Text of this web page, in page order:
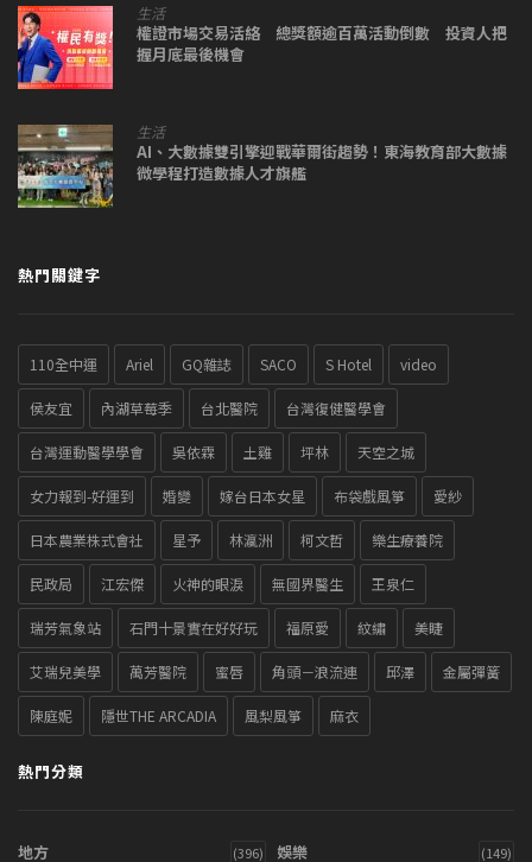
生活
權證市場交易活絡 總獎額逾百萬活動倒數 投資人把
握月底最後機會
生活
AI、大數據雙引擎迎戰華爾街趨勢！東海教育部大數據
微學程打造數據人才旗艦
熱門關鍵字
110全中運 Ariel GQ雜誌 SACO S Hotel video
侯友宜 內湖草莓季 台北醫院 台灣復健醫學會
台灣運動醫學學會 吳依霖 土雞 坪林 天空之城
女力報到-好運到 婚變 嫁台日本女星 布袋戲風箏 愛紗
日本農業株式會社 星予 林瀛洲 柯文哲 樂生療養院
民政局 江宏傑 火神的眼淚 無國界醫生 王泉仁
瑞芳氣象站 石門十景實在好好玩 福原愛 紋繡 美睫
艾瑞兒美學 萬芳醫院 蜜唇 角頭－浪流連 邱澤 金屬彈簧
陳庭妮 隱世THE ARCADIA 風梨風箏 麻衣
熱門分類
地方 (396) 娛樂 (149)